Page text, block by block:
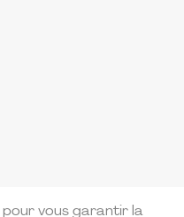
pour vous garantir la